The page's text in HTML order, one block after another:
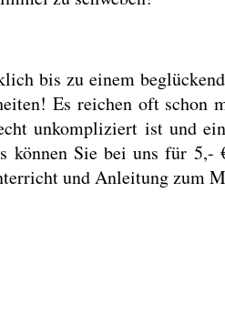
bis zu einem
Es reichen oft schon
unkompliziert ist und
können Sie bei uns für
und Anleitung zum